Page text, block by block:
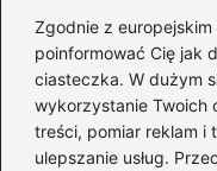
Zgodnie z
poinformować Cię jak
ciasteczka. W dużym
wykorzystanie Twoich
treści, pomiar reklam i
ulepszanie usług.
dywidendy
https://
niemczech/
https://